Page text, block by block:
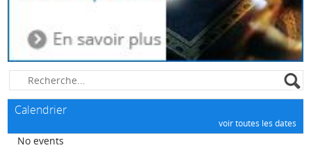
Calendrier
No events
voir toutes les dates